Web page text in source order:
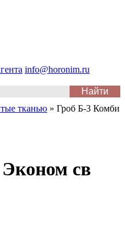
info@horonim.ru
тканью » Гроб Б-3 Комби
св